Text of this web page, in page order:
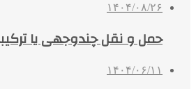
۱۴۰۴/۰۸/۲۶
حمل و نقل چندوجهی یا
۱۴۰۴/۰۶/۱۱